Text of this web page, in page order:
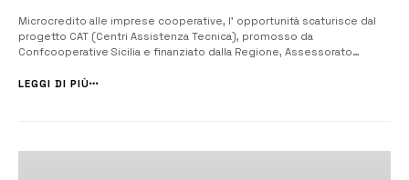
Microcredito alle imprese cooperative, l’ opportunità scaturisce dal
progetto CAT (Centri Assistenza Tecnica), promosso da
Confcooperative Sicilia e finanziato dalla Regione, Assessorato
stipulata da Federterziario Nazionale (aderente a Confcooperative
LEGGI DI PIÙ